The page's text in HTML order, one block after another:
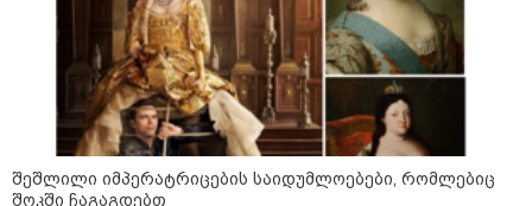
„ნაციონალური მოძრაობა“ -
სიმბოლურია, რომ კობახიძის
მოღალატეობრივი განცხადება
საქართველოს
თავისუფლებისთვის შეწირული
გმირების მემორიალზე გაკეთდა
შეშლილი იმპერატრიცების საიდუმლოებები, რომლებიც
შოკში ჩაგაგდებთ